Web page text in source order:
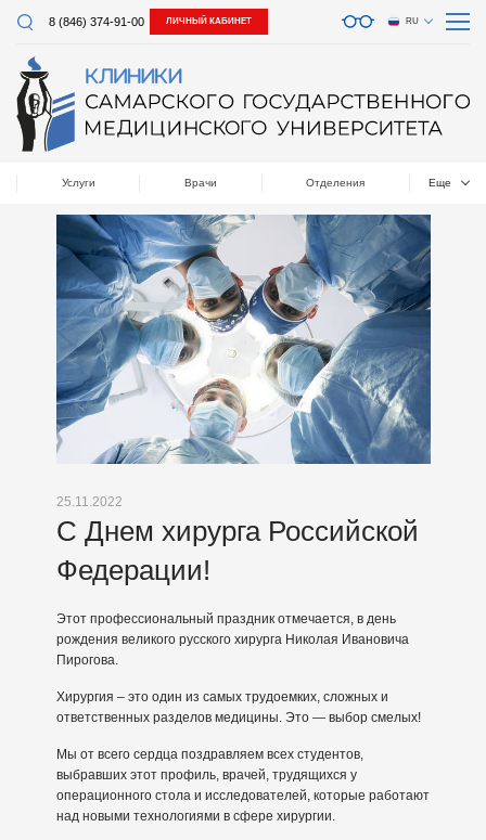
8 (846) 374-91-00 ЛИЧНЫЙ КАБИНЕТ RU
Услуги Врачи Отделения Еще
25.11.2022
С Днем хирурга Российской
Федерации!
Этот профессиональный праздник отмечается, в день
рождения великого русского хирурга Николая Ивановича
Пирогова.
Хирургия – это один из самых трудоемких, сложных и
ответственных разделов медицины. Это — выбор смелых!
Мы от всего сердца поздравляем всех студентов,
выбравших этот профиль, врачей, трудящихся у
операционного стола и исследователей, которые работают
над новыми технологиями в сфере хирургии.